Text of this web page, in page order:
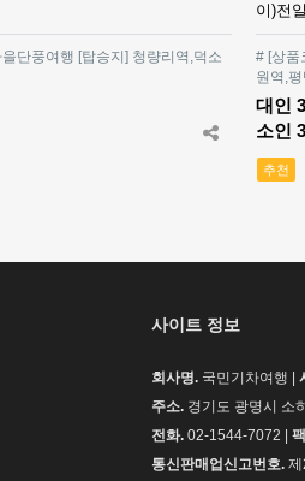
단풍여행 [탑승지] 청량리역,덕소
이)전
# [상품
원역,
대인
소인
추천
사이트 정보
회사명. 국민기차여행 |
주소. 경기도 광명시 소
전화. 02-1544-7072 |
통신판매업신고번호.